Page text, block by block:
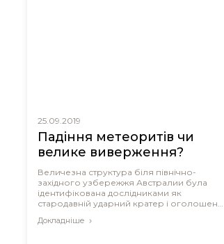
25.09.2019
Падіння метеоритів чи
велике виверження?
Величезна структура біля північно-
західного узбережжя Австралии була
ідентифікована дослідниками як
стародавній ударний кратер і оголошена
знайдених у палеонтологічному
Докладніше